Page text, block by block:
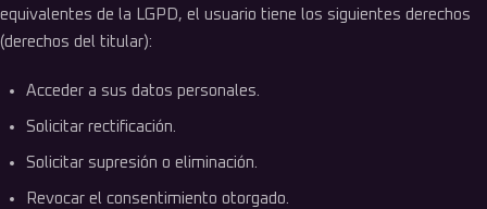
equivalentes de la LGPD, el usuario tiene los siguientes derechos
(derechos del titular):
Acceder a sus datos personales.
Solicitar rectificación.
Solicitar supresión o eliminación.
Revocar el consentimiento otorgado.